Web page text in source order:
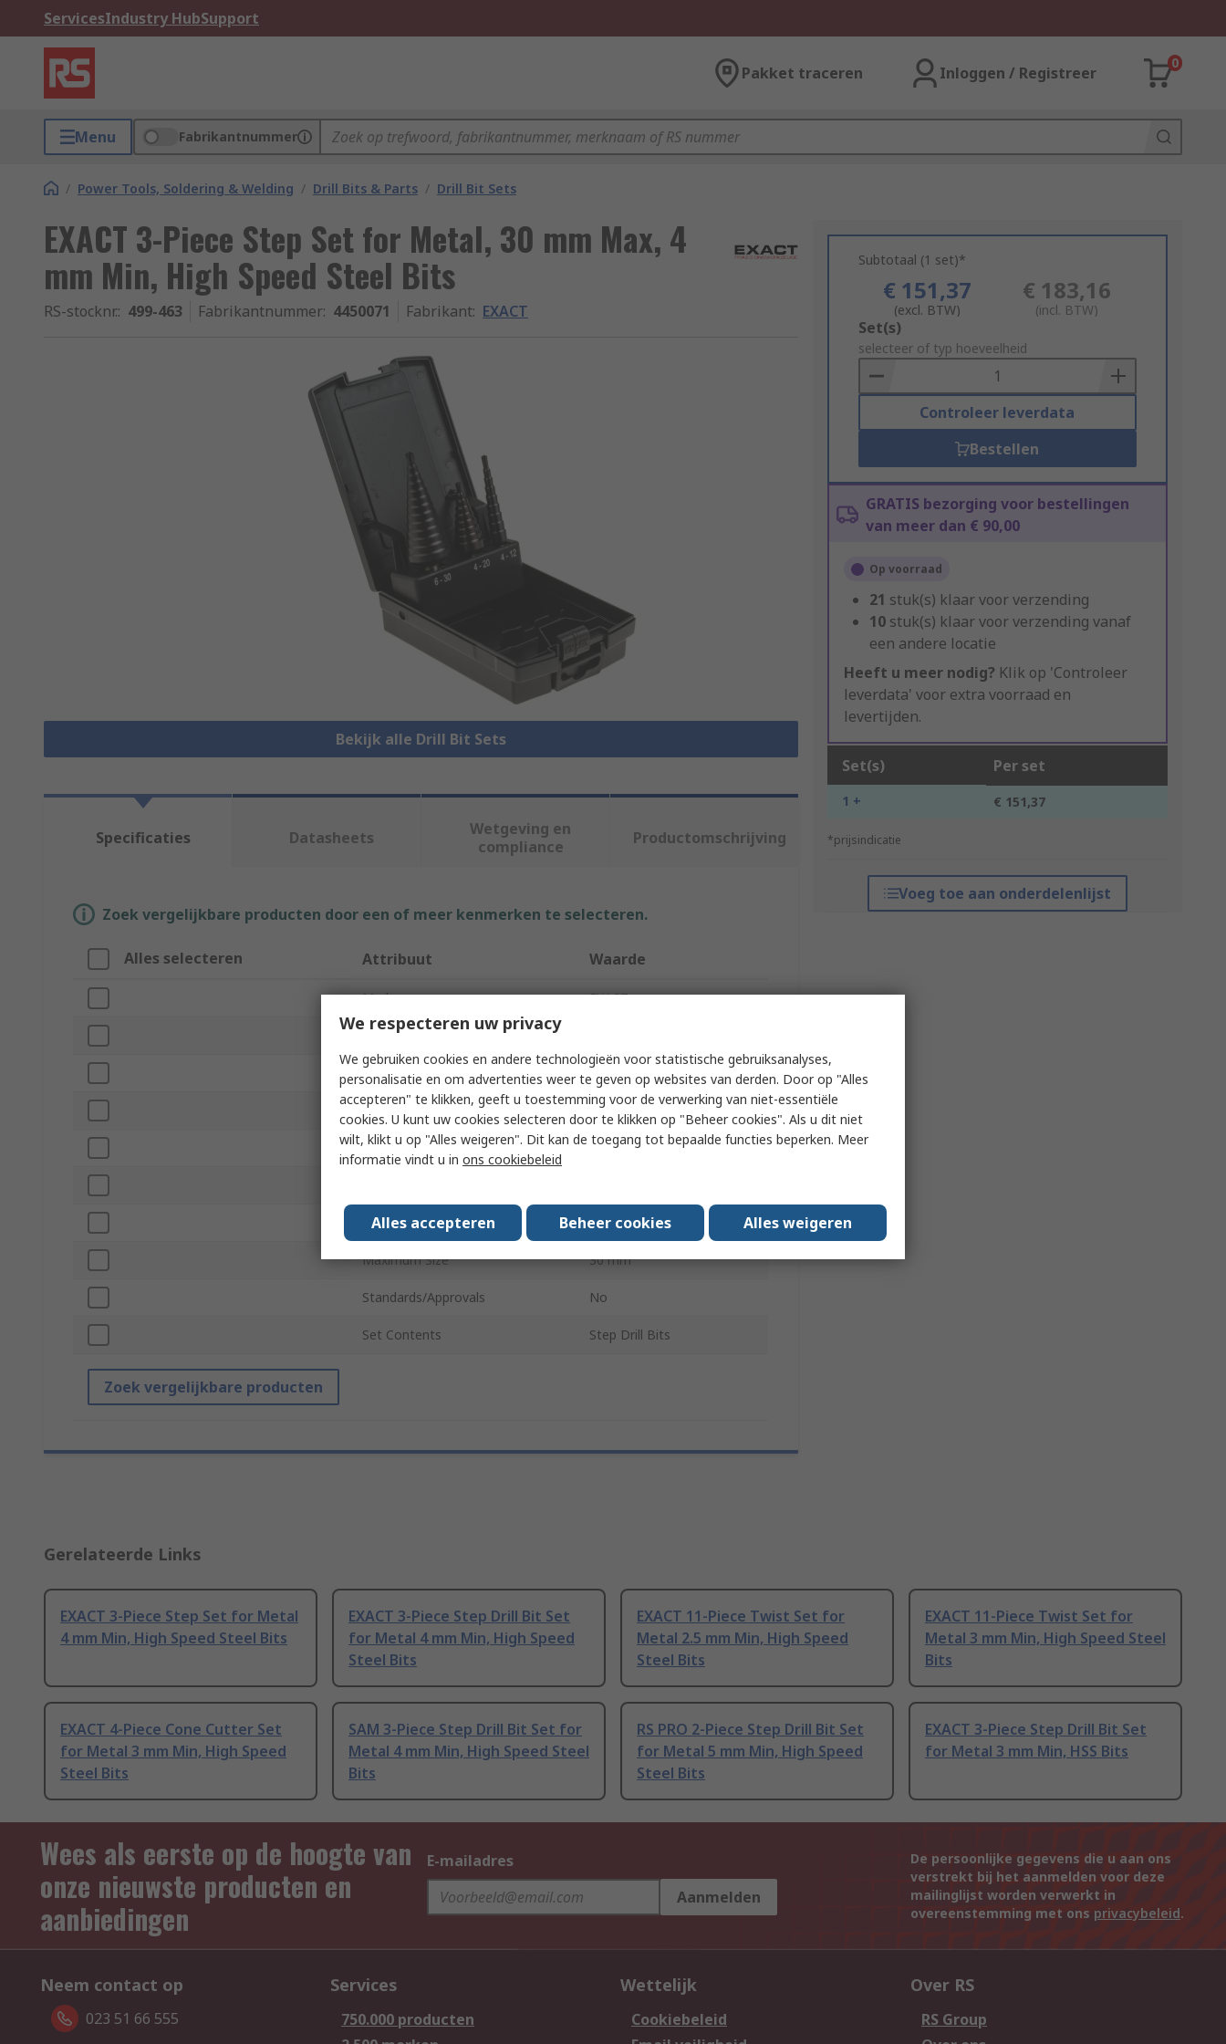
ServicesIndustry HubSupport
Pakket traceren Inloggen / Registreer
0
Menu Fabrikantnummer
/ Power Tools, Soldering & Welding / Drill Bits & Parts / Drill Bit Sets
EXACT 3-Piece Step Set for Metal, 30 mm Max, 4
mm Min, High Speed Steel Bits
RS-stocknr.: 499-463 Fabrikantnummer: 4450071 Fabrikant: EXACT
Bekijk alle Drill Bit Sets
Subtotaal (1 set)*
€ 151,37
(excl. BTW)
€ 183,16
(incl. BTW)
Add
to
Basket
Set(s)
selecteer of typ hoeveelheid
Controleer leverdata
Bestellen
GRATIS bezorging voor bestellingen
van meer dan € 90,00
Op voorraad
21 stuk(s) klaar voor verzending
10 stuk(s) klaar voor verzending vanaf
een andere locatie
Heeft u meer nodig? Klik op 'Controleer
leverdata' voor extra voorraad en
levertijden.
Set(s) Per set
1 + € 151,37
*prijsindicatie
Voeg toe aan onderdelenlijst
Specificaties Datasheets
Wetgeving en
compliance
Productomschrijving
Zoek vergelijkbare producten door een of meer kenmerken te selecteren.
Alles selecteren Attribuut Waarde
Merk EXACT
Product Type
Drilling Application Metal
Drill Bit Type Step
Material High Speed Steel
Minimum Size 4 mm
Maximum Size 30 mm
Standards/Approvals No
Set Contents Step Drill Bits
Zoek vergelijkbare producten
Gerelateerde Links
EXACT 3-Piece Step Set for Metal
4 mm Min, High Speed Steel Bits
EXACT 3-Piece Step Drill Bit Set
for Metal 4 mm Min, High Speed
Steel Bits
EXACT 11-Piece Twist Set for
Metal 2.5 mm Min, High Speed
Steel Bits
EXACT 11-Piece Twist Set for
Metal 3 mm Min, High Speed Steel
Bits
EXACT 4-Piece Cone Cutter Set
for Metal 3 mm Min, High Speed
Steel Bits
SAM 3-Piece Step Drill Bit Set for
Metal 4 mm Min, High Speed Steel
Bits
RS PRO 2-Piece Step Drill Bit Set
for Metal 5 mm Min, High Speed
Steel Bits
EXACT 3-Piece Step Drill Bit Set
for Metal 3 mm Min, HSS Bits
Wees als eerste op de hoogte van
onze nieuwste producten en
aanbiedingen
E-mailadres
Aanmelden
De persoonlijke gegevens die u aan ons
verstrekt bij het aanmelden voor deze
mailinglijst worden verwerkt in
overeenstemming met ons privacybeleid.
Neem contact op
023 51 66 555
Services
750.000 producten
Wettelijk
Cookiebeleid
Over RS
RS Group
We respecteren uw privacy
We gebruiken cookies en andere technologieën voor statistische gebruiksanalyses,
personalisatie en om advertenties weer te geven op websites van derden. Door op "Alles
accepteren" te klikken, geeft u toestemming voor de verwerking van niet-essentiële
cookies. U kunt uw cookies selecteren door te klikken op "Beheer cookies". Als u dit niet
wilt, klikt u op "Alles weigeren". Dit kan de toegang tot bepaalde functies beperken. Meer
informatie vindt u in ons cookiebeleid
Alles accepteren Beheer cookies Alles weigeren